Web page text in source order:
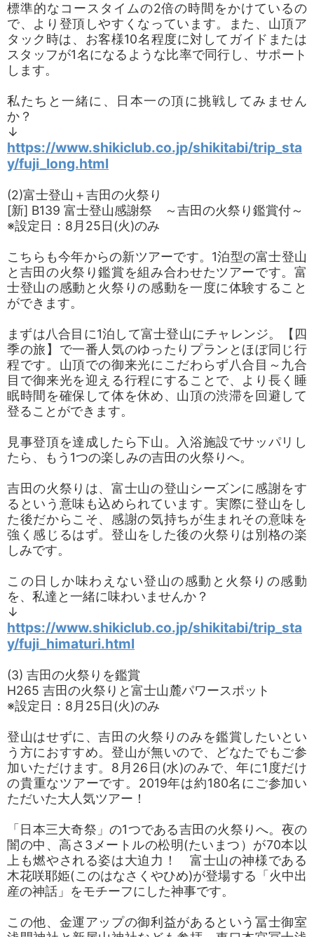
標準的なコースタイムの2倍の時間をかけているの
で、より登頂しやすくなっています。また、山頂ア
タック時は、お客様10名程度に対してガイドまたは
スタッフが1名になるような比率で同行し、サポート
します。
私たちと一緒に、日本一の頂に挑戦してみません
か？
↓
https://www.shikiclub.co.jp/shikitabi/trip_sta
y/fuji_long.html
(2)富士登山＋吉田の火祭り
[新] B139 富士登山感謝祭 ～吉田の火祭り鑑賞付～
※設定日：8月25日(火)のみ
こちらも今年からの新ツアーです。1泊型の富士登山
と吉田の火祭り鑑賞を組み合わせたツアーです。富
士登山の感動と火祭りの感動を一度に体験すること
ができます。
まずは八合目に1泊して富士登山にチャレンジ。【四
季の旅】で一番人気のゆったりプランとほぼ同じ行
程です。山頂での御来光にこだわらず八合目～九合
目で御来光を迎える行程にすることで、より長く睡
眠時間を確保して体を休め、山頂の渋滞を回避して
登ることができます。
見事登頂を達成したら下山。入浴施設でサッパリし
たら、もう1つの楽しみの吉田の火祭りへ。
吉田の火祭りは、富士山の登山シーズンに感謝をす
るという意味も込められています。実際に登山をし
た後だからこそ、感謝の気持ちが生まれその意味を
強く感じるはず。登山をした後の火祭りは別格の楽
しみです。
この日しか味わえない登山の感動と火祭りの感動
を、私達と一緒に味わいませんか？
↓
https://www.shikiclub.co.jp/shikitabi/trip_sta
y/fuji_himaturi.html
(3) 吉田の火祭りを鑑賞
H265 吉田の火祭りと富士山麓パワースポット
※設定日：8月25日(火)のみ
登山はせずに、吉田の火祭りのみを鑑賞したいとい
う方におすすめ。登山が無いので、どなたでもご参
加いただけます。8月26日(水)のみで、年に1度だけ
の貴重なツアーです。2019年は約180名にご参加い
ただいた大人気ツアー！
「日本三大奇祭」の1つである吉田の火祭りへ。夜の
闇の中、高さ3メートルの松明(たいまつ）が70本以
上も燃やされる姿は大迫力！ 富士山の神様である
木花咲耶姫(このはなさくやひめ)が登場する「火中出
産の神話」をモチーフにした神事です。
この他、金運アップの御利益があるという冨士御室